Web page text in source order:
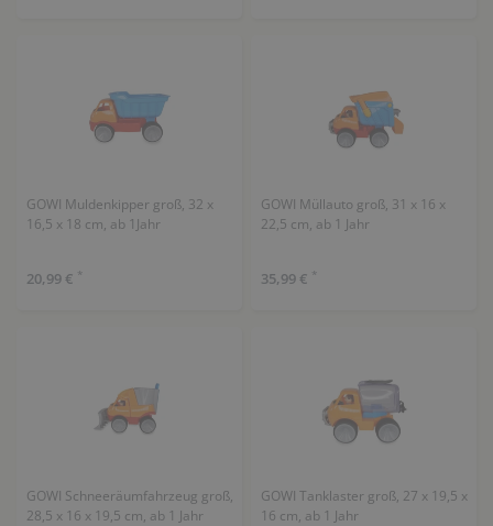
GOWI Muldenkipper groß, 32 x
16,5 x 18 cm, ab 1Jahr
20,99 € *
GOWI Müllauto groß, 31 x 16 x
22,5 cm, ab 1 Jahr
35,99 € *
GOWI Schneeräumfahrzeug groß,
28,5 x 16 x 19,5 cm, ab 1 Jahr
GOWI Tanklaster groß, 27 x 19,5 x
16 cm, ab 1 Jahr